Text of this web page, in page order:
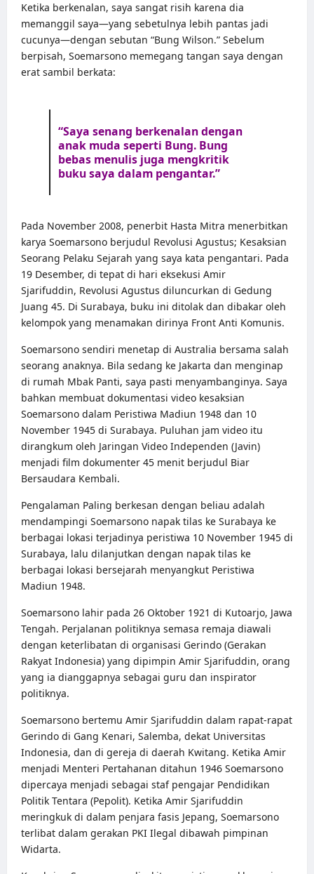
Ketika berkenalan, saya sangat risih karena dia
memanggil saya—yang sebetulnya lebih pantas jadi
cucunya—dengan sebutan “Bung Wilson.” Sebelum
berpisah, Soemarsono memegang tangan saya dengan
erat sambil berkata:
“Saya senang berkenalan dengan
anak muda seperti Bung. Bung
bebas menulis juga mengkritik
buku saya dalam pengantar.”
Pada November 2008, penerbit Hasta Mitra menerbitkan
karya Soemarsono berjudul Revolusi Agustus; Kesaksian
Seorang Pelaku Sejarah yang saya kata pengantari. Pada
19 Desember, di tepat di hari eksekusi Amir
Sjarifuddin, Revolusi Agustus diluncurkan di Gedung
Juang 45. Di Surabaya, buku ini ditolak dan dibakar oleh
kelompok yang menamakan dirinya Front Anti Komunis.
Soemarsono sendiri menetap di Australia bersama salah
seorang anaknya. Bila sedang ke Jakarta dan menginap
di rumah Mbak Panti, saya pasti menyambanginya. Saya
bahkan membuat dokumentasi video kesaksian
Soemarsono dalam Peristiwa Madiun 1948 dan 10
November 1945 di Surabaya. Puluhan jam video itu
dirangkum oleh Jaringan Video Independen (Javin)
menjadi film dokumenter 45 menit berjudul Biar
Bersaudara Kembali.
Pengalaman Paling berkesan dengan beliau adalah
mendampingi Soemarsono napak tilas ke Surabaya ke
berbagai lokasi terjadinya peristiwa 10 November 1945 di
Surabaya, lalu dilanjutkan dengan napak tilas ke
berbagai lokasi bersejarah menyangkut Peristiwa
Madiun 1948.
Soemarsono lahir pada 26 Oktober 1921 di Kutoarjo, Jawa
Tengah. Perjalanan politiknya semasa remaja diawali
dengan keterlibatan di organisasi Gerindo (Gerakan
Rakyat Indonesia) yang dipimpin Amir Sjarifuddin, orang
yang ia dianggapnya sebagai guru dan inspirator
politiknya.
Soemarsono bertemu Amir Sjarifuddin dalam rapat-rapat
Gerindo di Gang Kenari, Salemba, dekat Universitas
Indonesia, dan di gereja di daerah Kwitang. Ketika Amir
menjadi Menteri Pertahanan ditahun 1946 Soemarsono
dipercaya menjadi sebagai staf pengajar Pendidikan
Politik Tentara (Pepolit). Ketika Amir Sjarifuddin
meringkuk di dalam penjara fasis Jepang, Soemarsono
terlibat dalam gerakan PKI Ilegal dibawah pimpinan
Widarta.